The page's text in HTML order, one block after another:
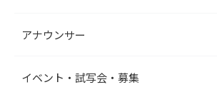
アナウンサー
イベント・試写会・募集